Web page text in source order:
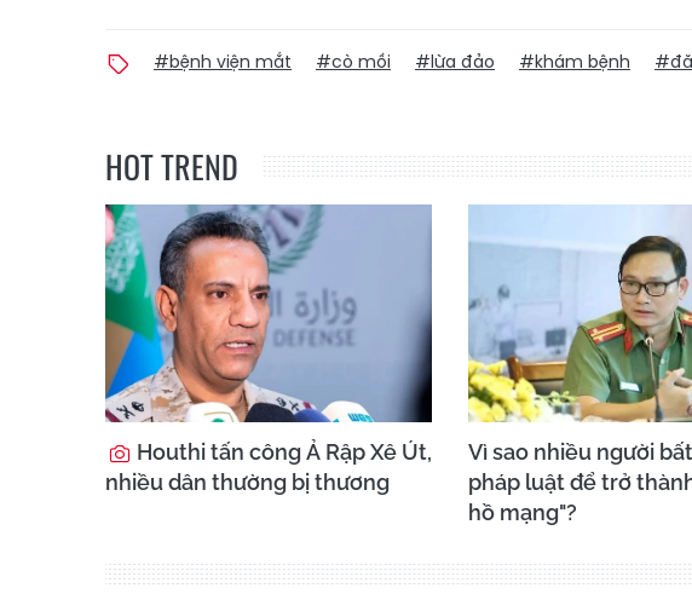
#bệnh viện mắt #cò mồi #lừa đảo #khám bệnh
HOT TREND
Houthi tấn công Ả Rập Xê Út,
nhiều dân thường bị thương
Vì sao nhiều người
pháp luật để trở
hồ mạng"?